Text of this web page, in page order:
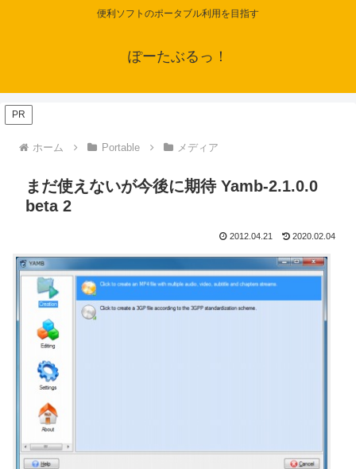
便利ソフトのポータブル利用を目指す
ぽーたぶるっ！
PR
ホーム Portable メディア
まだ使えないが今後に期待 Yamb-2.1.0.0
beta 2
2012.04.21 2020.02.04